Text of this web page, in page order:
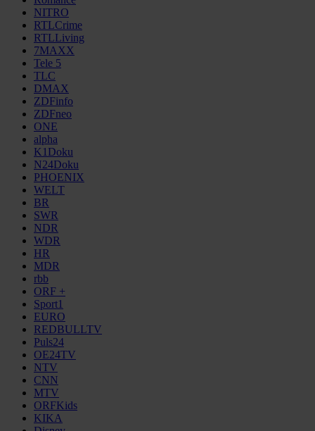
NITRO
RTLCrime
RTLLiving
7MAXX
Tele 5
TLC
DMAX
ZDFinfo
ZDFneo
ONE
alpha
K1Doku
N24Doku
PHOENIX
WELT
BR
SWR
NDR
WDR
HR
MDR
rbb
ORF +
Sport1
EURO
REDBULLTV
Puls24
OE24TV
NTV
CNN
MTV
ORFKids
KIKA